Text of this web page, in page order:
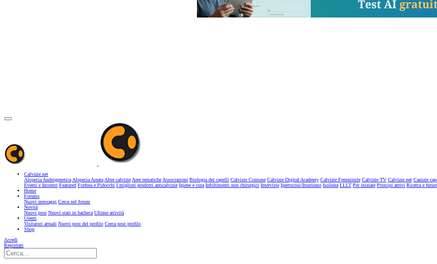
Calvizie.net
Alopecia AndrogeneticaAlopecia AreataAltre calvizieAree tematicheAssociazioni Biologia dei capelli Calvizie Comune Calvizie Digital Academy Calvizie Femminile Calvizie TV Calvizie.net Canizie
Eventi e Incontri Featured Forfora e Pidocchi I migliori prodotti anticalvizie Igiene e cura Infoltimenti non chirurgici Interviste Ipertricosi/Irsutismo Isolinea LLLT Per iniziare Principi attivi Ricerca e
Home
Forums
Nuovi messaggi Cerca nel forum
Novità
Nuovi post Nuovi stati in bacheca Ultime attività
Utenti
Visitatori attuali Nuovi post del profilo Cerca post profilo
Shop
Accedi
Registrati